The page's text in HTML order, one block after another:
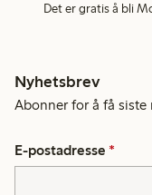
Det er gratis å bli
Nyhetsbrev
Abonner for å få siste
E-postadresse *